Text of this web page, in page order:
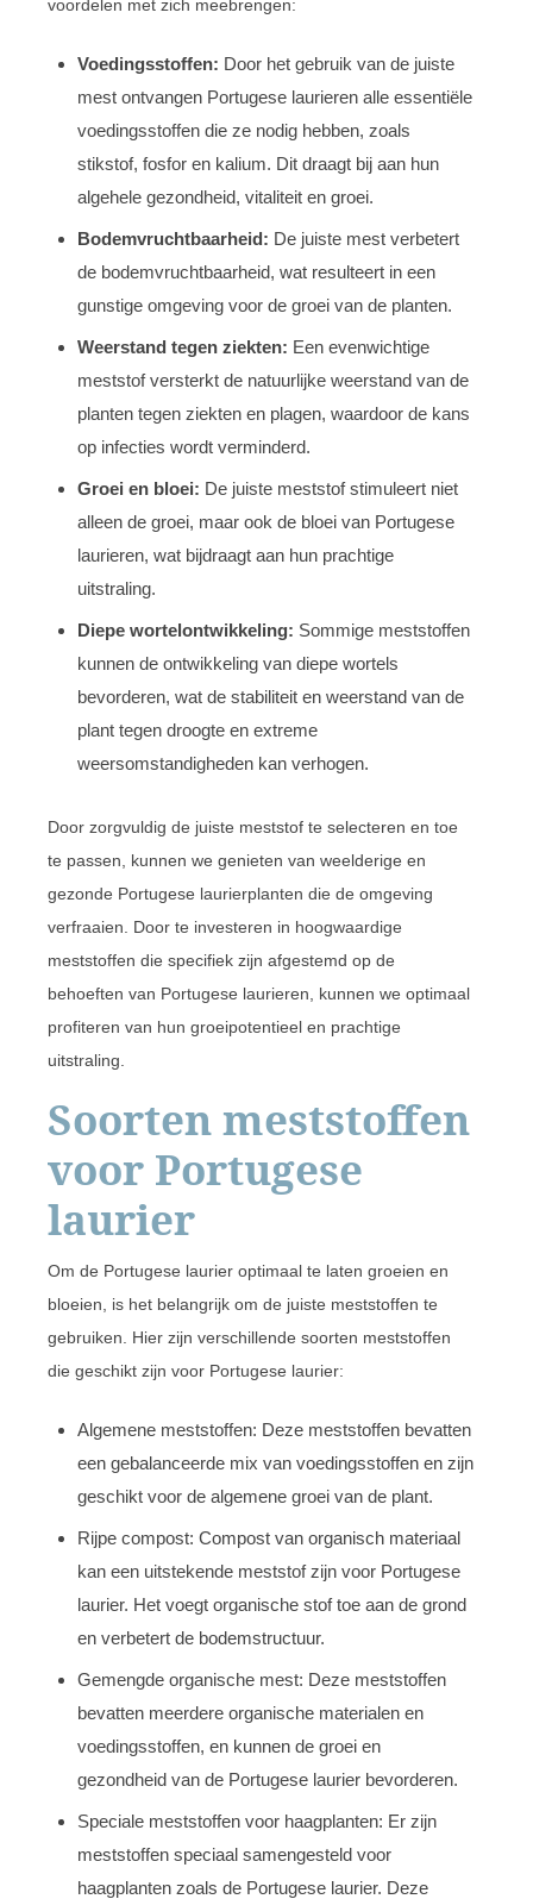
voordelen met zich meebrengen:
Voedingsstoffen: Door het gebruik van de juiste
mest ontvangen Portugese laurieren alle essentiële
voedingsstoffen die ze nodig hebben, zoals
stikstof, fosfor en kalium. Dit draagt bij aan hun
algehele gezondheid, vitaliteit en groei.
Bodemvruchtbaarheid: De juiste mest verbetert
de bodemvruchtbaarheid, wat resulteert in een
gunstige omgeving voor de groei van de planten.
Weerstand tegen ziekten: Een evenwichtige
meststof versterkt de natuurlijke weerstand van de
planten tegen ziekten en plagen, waardoor de kans
op infecties wordt verminderd.
Groei en bloei: De juiste meststof stimuleert niet
alleen de groei, maar ook de bloei van Portugese
laurieren, wat bijdraagt aan hun prachtige
uitstraling.
Diepe wortelontwikkeling: Sommige meststoffen
kunnen de ontwikkeling van diepe wortels
bevorderen, wat de stabiliteit en weerstand van de
plant tegen droogte en extreme
weersomstandigheden kan verhogen.
Door zorgvuldig de juiste meststof te selecteren en toe
te passen, kunnen we genieten van weelderige en
gezonde Portugese laurierplanten die de omgeving
verfraaien. Door te investeren in hoogwaardige
meststoffen die specifiek zijn afgestemd op de
behoeften van Portugese laurieren, kunnen we optimaal
profiteren van hun groeipotentieel en prachtige
uitstraling.
Soorten meststoffen
voor Portugese
laurier
Om de Portugese laurier optimaal te laten groeien en
bloeien, is het belangrijk om de juiste meststoffen te
gebruiken. Hier zijn verschillende soorten meststoffen
die geschikt zijn voor Portugese laurier:
Algemene meststoffen: Deze meststoffen bevatten
een gebalanceerde mix van voedingsstoffen en zijn
geschikt voor de algemene groei van de plant.
Rijpe compost: Compost van organisch materiaal
kan een uitstekende meststof zijn voor Portugese
laurier. Het voegt organische stof toe aan de grond
en verbetert de bodemstructuur.
Gemengde organische mest: Deze meststoffen
bevatten meerdere organische materialen en
voedingsstoffen, en kunnen de groei en
gezondheid van de Portugese laurier bevorderen.
Speciale meststoffen voor haagplanten: Er zijn
meststoffen speciaal samengesteld voor
haagplanten zoals de Portugese laurier. Deze